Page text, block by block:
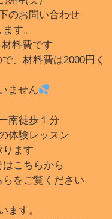
のお問い合わせ
す。
料費です
、材料費は2000円く
ません
南徒歩１分
体験レッスン
ります
こちらから
をご覧ください
ます。